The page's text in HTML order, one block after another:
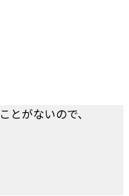
とがないので、